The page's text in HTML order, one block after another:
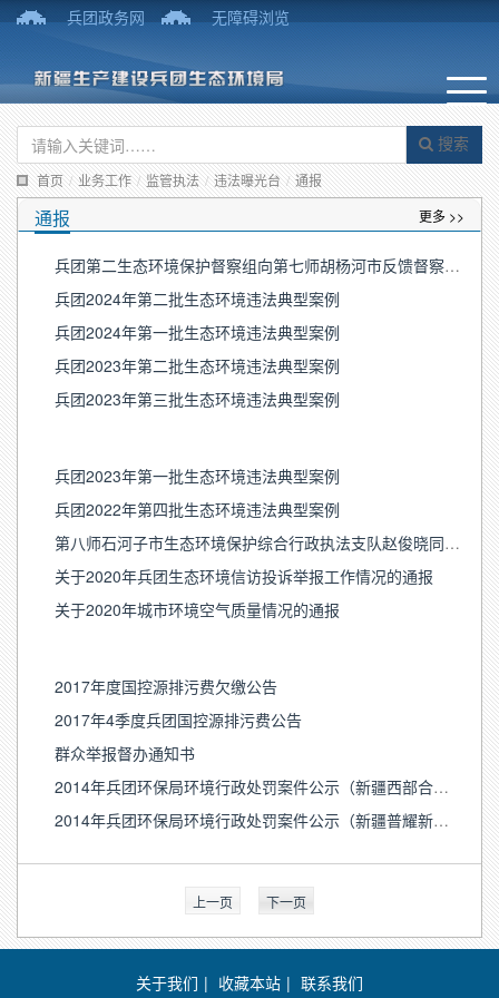
兵团政务网 无障碍浏览
搜索
首页 / 业务工作 / 监管执法 / 违法曝光台 / 通报
通报 更多 >>
兵团第二生态环境保护督察组向第七师胡杨河市反馈督察意见
兵团2024年第二批生态环境违法典型案例
兵团2024年第一批生态环境违法典型案例
兵团2023年第二批生态环境违法典型案例
兵团2023年第三批生态环境违法典型案例
兵团2023年第一批生态环境违法典型案例
兵团2022年第四批生态环境违法典型案例
第八师石河子市生态环境保护综合行政执法支队赵俊晓同志受到国家三部委联合通报表扬
关于2020年兵团生态环境信访投诉举报工作情况的通报
关于2020年城市环境空气质量情况的通报
2017年度国控源排污费欠缴公告
2017年4季度兵团国控源排污费公告
群众举报督办通知书
2014年兵团环保局环境行政处罚案件公示（新疆西部合盛硅业有限公司）
2014年兵团环保局环境行政处罚案件公示（新疆普耀新型建材有限公司）
上一页 下一页
关于我们 | 收藏本站 | 联系我们